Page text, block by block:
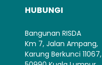
HUBUNGI
Bangunan RISDA
Km 7, Jalan Ampang,
Karung Berkunci 11067,